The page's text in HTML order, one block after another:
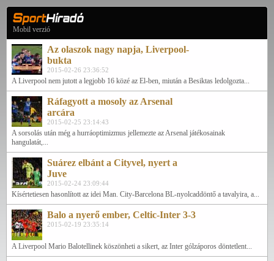
Mobil verzió
Az olaszok nagy napja, Liverpool-
bukta
2015-02-26 23:36:52
A Liverpool nem jutott a legjobb 16 közé az El-ben, miután a Besiktas ledolgozta...
Ráfagyott a mosoly az Arsenal
arcára
2015-02-25 23:14:43
A sorsolás után még a hurráoptimizmus jellemezte az Arsenal játékosainak
hangulatát,...
Suárez elbánt a Cityvel, nyert a
Juve
2015-02-24 23:09:44
Kísértetiesen hasonlított az idei Man. City-Barcelona BL-nyolcaddöntő a tavalyira, a...
Balo a nyerő ember, Celtic-Inter 3-3
2015-02-19 23:35:14
A Liverpool Mario Balotellinek köszönheti a sikert, az Inter gólzáporos döntetlent...